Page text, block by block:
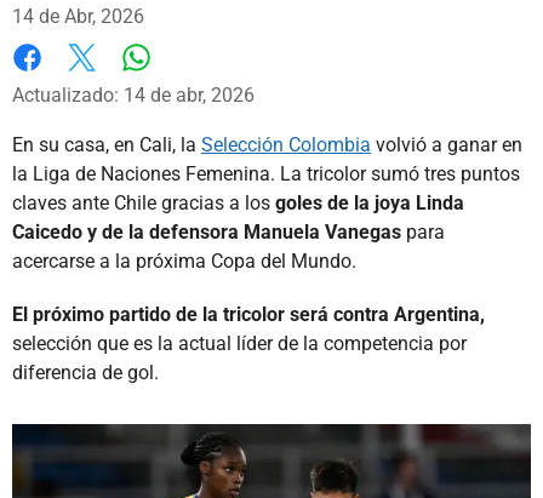
14 de Abr, 2026
Facebook
X
Actualizado: 14 de abr, 2026
En su casa, en Cali, la Selección Colombia volvió a ganar en
la Liga de Naciones Femenina. La tricolor sumó tres puntos
claves ante Chile gracias a los goles de la joya Linda
Caicedo y de la defensora Manuela Vanegas para
acercarse a la próxima Copa del Mundo.
El próximo partido de la tricolor será contra Argentina,
selección que es la actual líder de la competencia por
diferencia de gol.